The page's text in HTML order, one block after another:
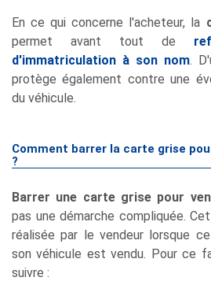
En ce qui concerne l'acheteur, la
permet avant tout de
d'immatriculation à son nom.
protège également contre une
du véhicule.
Comment barrer la carte grise
?
Barrer une carte grise pour
pas une démarche compliquée.
réalisée par le vendeur lorsque
son véhicule est vendu. Pour ce
suivre :